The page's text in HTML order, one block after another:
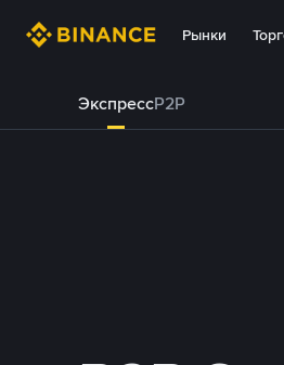
Рынки
ЭкспрессP2P